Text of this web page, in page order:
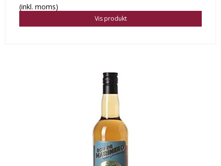
(inkl. moms)
Vis produkt